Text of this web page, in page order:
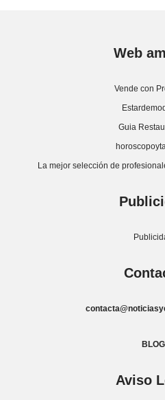
Web
Vende con
Guia
La mejor selección de
BLOG
Aviso